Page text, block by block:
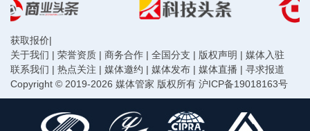
获取报价|
关于我们 | 荣誉资质 | 商务合作 | 全国分支 | 版权声明 | 媒体入驻
联系我们 | 热点关注 | 媒体邀约 | 媒体发布 | 媒体直播 | 寻求报道
Copyright © 2019-2026 媒体管家 版权所有 沪ICP备19018163号